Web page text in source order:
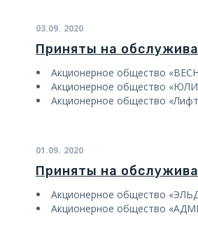
03.09. 2020
Приняты на
Акционерное общество
Акционерное общество
Акционерное общество
01.09. 2020
Приняты на
Акционерное общество
Акционерное общество